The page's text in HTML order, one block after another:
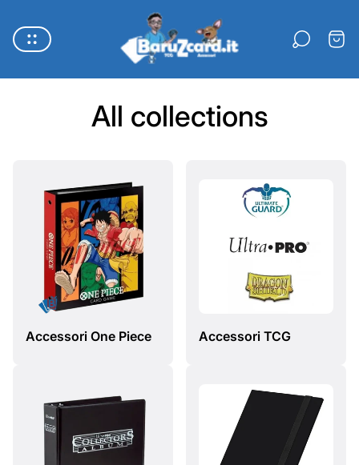
del
negozio"
All collections
Accessori One Piece Accessori TCG